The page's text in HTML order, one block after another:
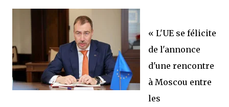
« L'UE se félicite
de l'annonce
d'une rencontre
à Moscou entre
les